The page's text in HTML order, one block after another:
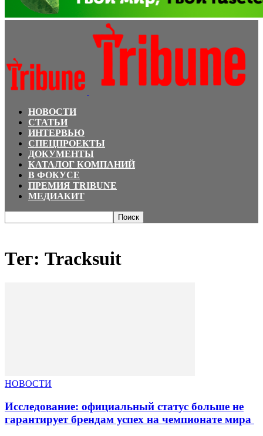
НОВОСТИ
СТАТЬИ
ИНТЕРВЬЮ
СПЕЦПРОЕКТЫ
ДОКУМЕНТЫ
КАТАЛОГ КОМПАНИЙ
В ФОКУСЕ
ПРЕМИЯ TRIBUNE
МЕДИАКИТ
Тег: Tracksuit
НОВОСТИ
Исследование: официальный статус больше не
гарантирует брендам успех на чемпионате мира